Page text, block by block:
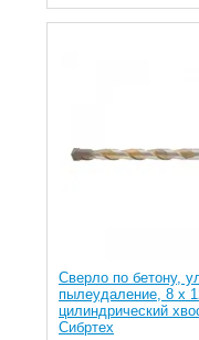
Сверло по бетону,
пылеудаление, 8 х
цилиндрический
Сибртех